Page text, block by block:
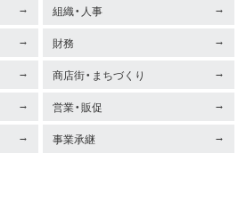
組織・人事
財務
商店街・まちづくり
営業・販促
事業承継